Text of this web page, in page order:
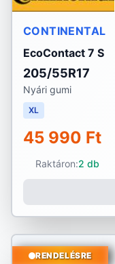
CONTINENTAL
EcoContact 7 S
205/55R17
Nyári gumi
XL
45 990 Ft
Raktáron:2 db
RENDELÉSRE